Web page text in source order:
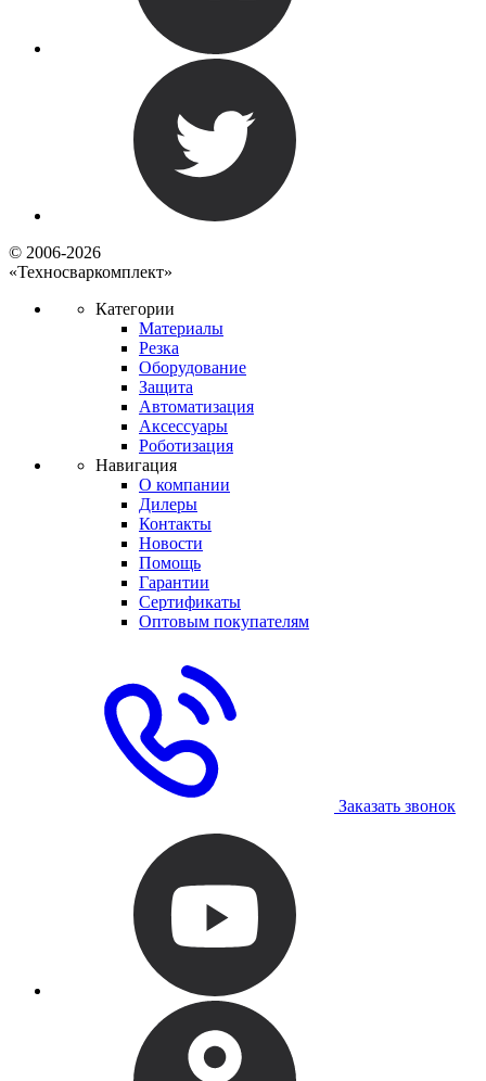
© 2006-2026
«Техносваркомплект»
Категории
Материалы
Резка
Оборудование
Защита
Автоматизация
Аксессуары
Роботизация
Навигация
О компании
Дилеры
Контакты
Новости
Помощь
Гарантии
Сертификаты
Оптовым покупателям
Заказать звонок